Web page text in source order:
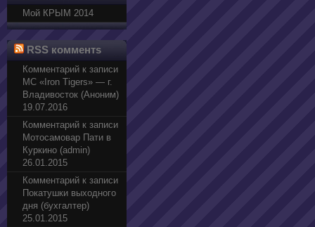
Мой КРЫМ 2014
RSS комментs
Комментарий к записи
МС «Iron Tigers» — г.
Владивосток (Аноним)
19.07.2016
Комментарий к записи
Мотосамовар Пати в
Куркино (admin)
26.01.2015
Комментарий к записи
Покатушки выходного
дня (бухгалтер)
25.01.2015